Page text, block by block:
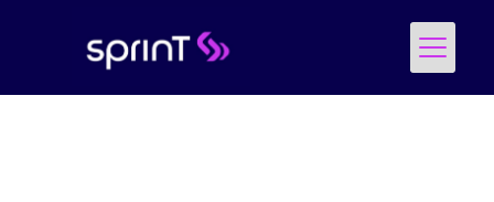
Incubadora da UTFPR - Toledo